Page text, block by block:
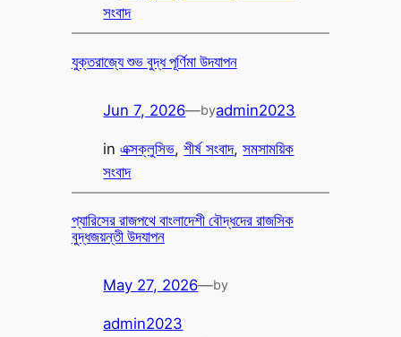
সংবাদ
যুক্তরাজ্যে শুভ বুদ্ধ পূর্ণিমা উদযাপন
Jun 7, 2026—byadmin2023
inএক্সক্লুসিভ, শীর্ষ সংবাদ, সমসাময়িক
সংবাদ
প্যারিসের রাজপথে বাংলাদেশী বৌদ্ধদের রাজসিক
বুদ্ধজয়ন্তী উদযাপন
May 27, 2026—by
admin2023